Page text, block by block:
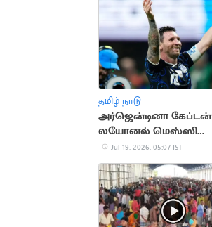
தமிழ் நாடு
அர்ஜென்டினா கேப்டன்
லயோனல் மெஸ்ஸி
உருக்கமான பதிவு!
Jul 19, 2026, 05:07 IST